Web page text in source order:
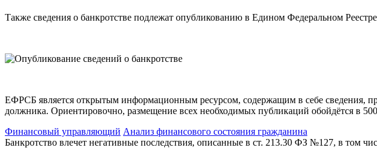
Также сведения о банкротстве подлежат опубликованию в Едином Федеральном
ЕФРСБ является открытым информационным ресурсом, содержащим в себе сведения,
должника. Ориентировочно, размещение всех необходимых публикаций обойдётся в
Финансовый управляющий Анализ финансового состояния гражданина
Банкротство влечет негативные последствия, описанные в ст. 213.30 ФЗ №127, в том